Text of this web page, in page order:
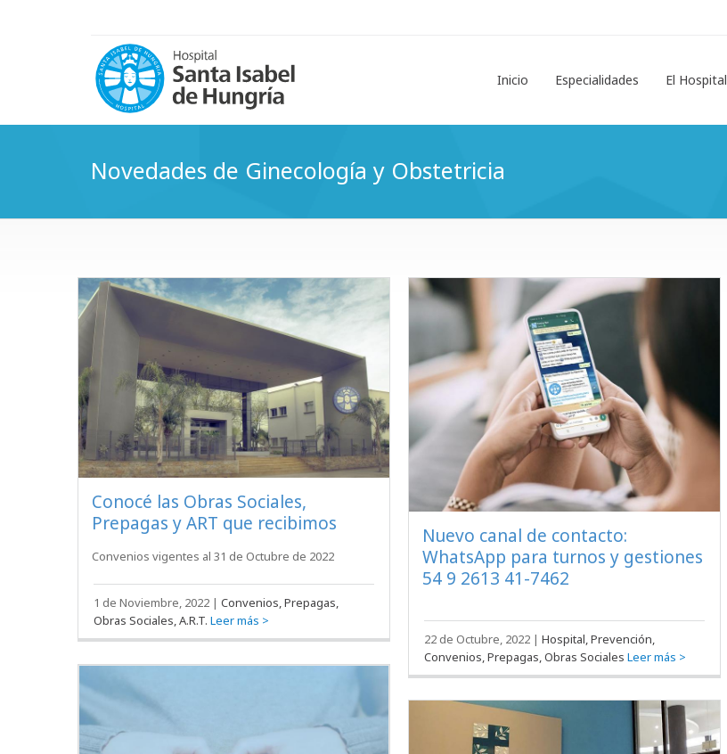
Inicio Especialidades El Hospital
Novedades de Ginecología y Obstetricia
Conocé las Obras Sociales,
Prepagas y ART que recibimos
Convenios vigentes al 31 de Octubre de 2022
1 de Noviembre, 2022 |Convenios, Prepagas,
Obras Sociales, A.R.T. Leer más >
Nuevo canal de contacto:
WhatsApp para turnos y gestiones
54 9 2613 41-7462
22 de Octubre, 2022 |Hospital, Prevención,
Convenios, Prepagas, Obras Sociales Leer más >